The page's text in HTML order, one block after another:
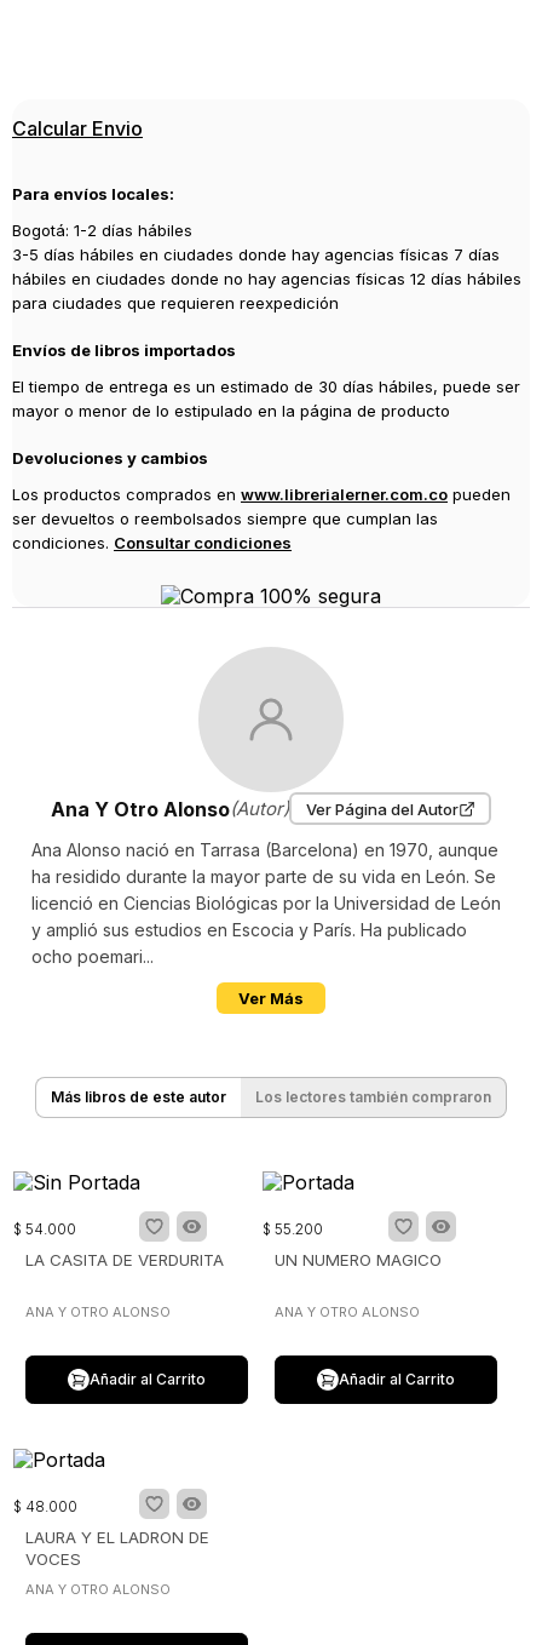
ANAYA
2013
Ilustrador
Llorente, Fernando
Calcular Envio
Para envíos locales:
Bogotá: 1-2 días hábiles
3-5 días hábiles en ciudades donde hay agencias físicas 7 días
hábiles en ciudades donde no hay agencias físicas 12 días hábiles
para ciudades que requieren reexpedición
Envíos de libros importados
El tiempo de entrega es un estimado de 30 días hábiles, puede ser
mayor o menor de lo estipulado en la página de producto
Devoluciones y cambios
Los productos comprados en www.librerialerner.com.co pueden
ser devueltos o reembolsados siempre que cumplan las
condiciones. Consultar condiciones
Ana Y Otro Alonso(Autor) Ver Página del Autor
Ana Alonso nació en Tarrasa (Barcelona) en 1970, aunque
ha residido durante la mayor parte de su vida en León. Se
licenció en Ciencias Biológicas por la Universidad de León
y amplió sus estudios en Escocia y París. Ha publicado
ocho poemari...
Ver Más
Más libros de este autor Los lectores también compraron
$ 54.000
LA CASITA DE VERDURITA
ANA Y OTRO ALONSO
Añadir al Carrito
$ 55.200
UN NUMERO MAGICO
ANA Y OTRO ALONSO
Añadir al Carrito
$ 48.000
LAURA Y EL LADRON DE
VOCES
ANA Y OTRO ALONSO